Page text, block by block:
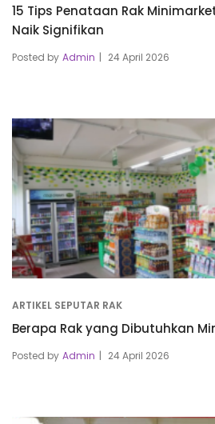
15 Tips Penataan Rak
Naik Signifikan
Posted by Admin 24 April 2026
ARTIKEL SEPUTAR RAK
Berapa Rak yang Dibutuhkan
Posted by Admin 24 April 2026